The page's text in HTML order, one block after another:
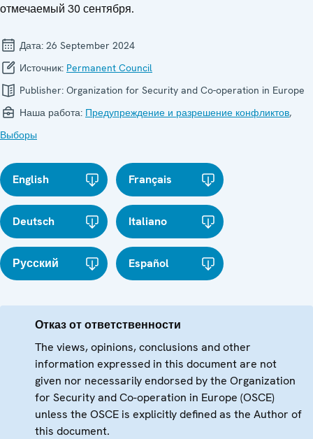
отмечаемый 30 сентября.
Дата: 26 September 2024
Источник: Permanent Council
Publisher: Organization for Security and Co-operation in Europe
Наша работа: Предупреждение и разрешение конфликтов,
Выборы
English Français
Deutsch Italiano
Русский Español
Отказ от ответственности
The views, opinions, conclusions and other
information expressed in this document are not
given nor necessarily endorsed by the Organization
for Security and Co-operation in Europe (OSCE)
unless the OSCE is explicitly defined as the Author of
this document.